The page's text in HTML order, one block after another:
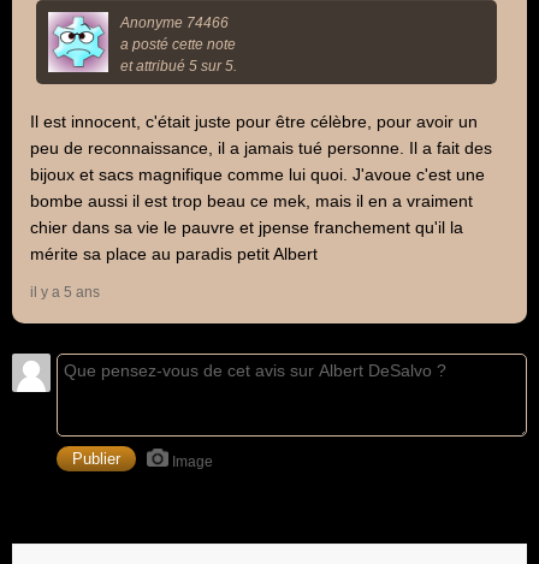
Anonyme 74466
a posté cette note
et attribué 5 sur 5.
Il est innocent, c'était juste pour être célèbre, pour avoir un
peu de reconnaissance, il a jamais tué personne. Il a fait des
bijoux et sacs magnifique comme lui quoi. J'avoue c'est une
bombe aussi il est trop beau ce mek, mais il en a vraiment
chier dans sa vie le pauvre et jpense franchement qu'il la
mérite sa place au paradis petit Albert
il y a 5 ans
Image